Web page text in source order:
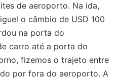
de aeroporto. Na ida,
o câmbio de USD 100
na porta do
carro até a porta do
fizemos o trajeto entre
por fora do aeroporto. A